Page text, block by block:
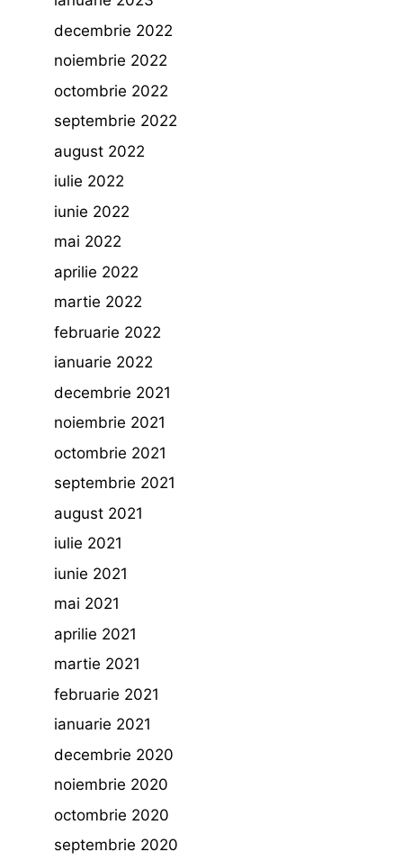
decembrie 2022
noiembrie 2022
octombrie 2022
septembrie 2022
august 2022
iulie 2022
iunie 2022
mai 2022
aprilie 2022
martie 2022
februarie 2022
ianuarie 2022
decembrie 2021
noiembrie 2021
octombrie 2021
septembrie 2021
august 2021
iulie 2021
iunie 2021
mai 2021
aprilie 2021
martie 2021
februarie 2021
ianuarie 2021
decembrie 2020
noiembrie 2020
octombrie 2020
septembrie 2020